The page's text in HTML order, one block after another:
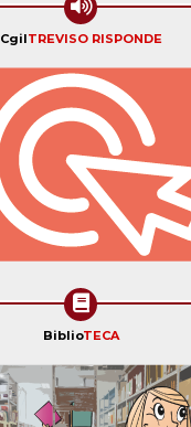
CgilTREVISO RISPONDE
BiblioTECA